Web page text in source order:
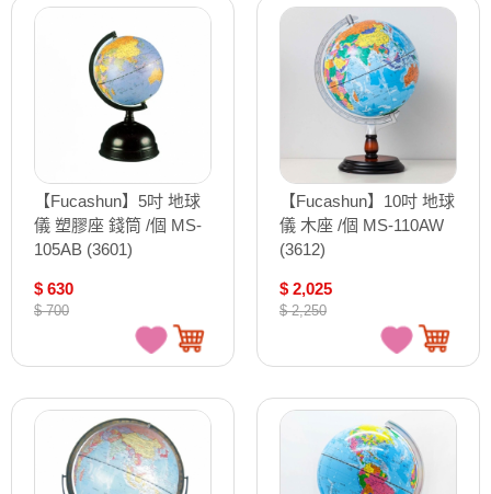
【Fucashun】5吋 地球
儀 塑膠座 錢筒 /個 MS-
105AB (3601)
$ 630
$ 700
【Fucashun】10吋 地球
儀 木座 /個 MS-110AW
(3612)
$ 2,025
$ 2,250